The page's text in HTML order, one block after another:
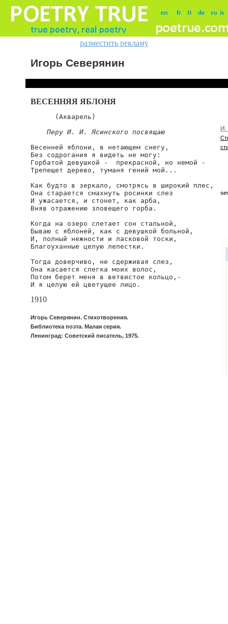
разместить рекламу
Игорь Северянин
ВЕСЕННЯЯ ЯБЛОНЯ
      (Акварель)
Перу И. И. Ясинского посвящаю
Весенней яблони, в нетающем снегу,
Без содрогания я видеть не могу:
Горбатой девушкой -  прекрасной, но немой -
Трепещет дерево, туманя гений мой...
Как будто в зеркало, смотрясь в широкий плес,
Она старается смахнуть росинки слез
И ужасается, и стонет, как арба,
Вняв отражению зловещего горба.
Когда на озеро слетает сон стальной,
Бываю с яблоней, как с девушкой больной,
И, полный нежности и ласковой тоски,
Благоуханные целую лепестки.
Тогда доверчиво, не сдерживая слез,
Она касается слегка моих волос,
Потом берет меня в ветвистое кольцо,-
И я целую ей цветущее лицо.
1910
Игорь Северянин. Стихотворения.
Библиотека поэта. Малая серия.
Ленинград: Советский писатель, 1975.
И.